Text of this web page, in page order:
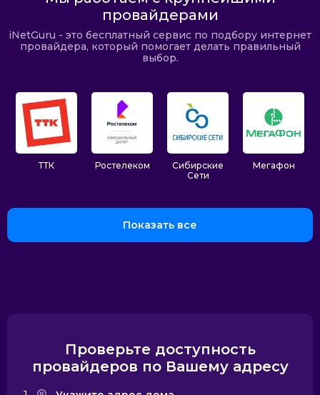
провайдерами
iNetGuru - это бесплатный сервис по подбору интернет
провайдера, который помогает делать правильный
выбор.
ТТК Ростелеком
Сибирские
Сети
Мегафон
Показать все
Проверьте доступность
провайдеров по Вашему адресу